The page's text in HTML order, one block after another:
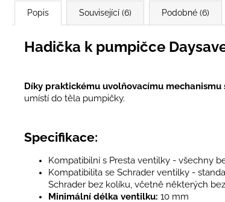
Popis Související (6) Podobné (6)
Hadička k pumpičce
Díky praktickému uvolňovacímu
umístí do těla pumpičky.
Specifikace:
Kompatibilní s Presta ventilky - všechny
Kompatibilita se Schrader ventilky -
Schrader bez kolíku, včetně některých
Minimální délka ventilku: 10 mm